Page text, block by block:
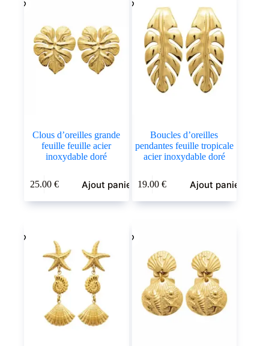
Clous d’oreilles grande
feuille feuille acier
inoxydable doré
25.00 € Ajout panier
Boucles d’oreilles
pendantes feuille tropicale
acier inoxydable doré
19.00€ Ajout panier